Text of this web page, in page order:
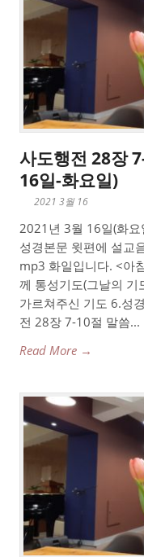
사도행전 28장
16일-화요일)
2021 3월 16
2021년 3월 16일(화요
성경본문 윗편에 설교
mp3 화일입니다. <아
께 통성기도(그날의 기
가르쳐주신 기도 6.성
전 28장 7-10절 말씀...
Read More →